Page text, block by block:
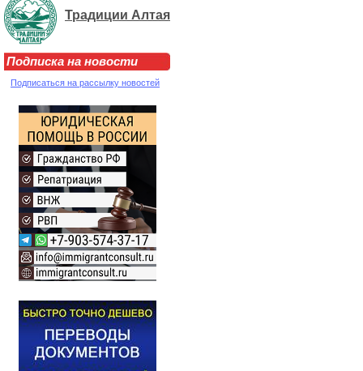
Традиции Алтая
Подписка на новости
Подписаться на рассылку новостей